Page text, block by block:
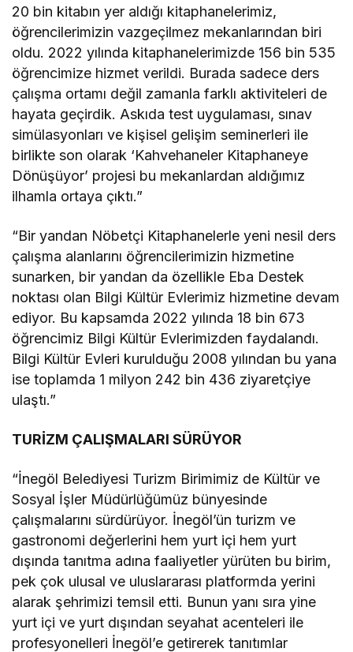
20 bin kitabın yer aldığı kitaphanelerimiz,
öğrencilerimizin vazgeçilmez mekanlarından biri
oldu. 2022 yılında kitaphanelerimizde 156 bin 535
öğrencimize hizmet verildi. Burada sadece ders
çalışma ortamı değil zamanla farklı aktiviteleri de
hayata geçirdik. Askıda test uygulaması, sınav
simülasyonları ve kişisel gelişim seminerleri ile
birlikte son olarak ‘Kahvehaneler Kitaphaneye
Dönüşüyor’ projesi bu mekanlardan aldığımız
ilhamla ortaya çıktı.”
“Bir yandan Nöbetçi Kitaphanelerle yeni nesil ders
çalışma alanlarını öğrencilerimizin hizmetine
sunarken, bir yandan da özellikle Eba Destek
noktası olan Bilgi Kültür Evlerimiz hizmetine devam
ediyor. Bu kapsamda 2022 yılında 18 bin 673
öğrencimiz Bilgi Kültür Evlerimizden faydalandı.
Bilgi Kültür Evleri kurulduğu 2008 yılından bu yana
ise toplamda 1 milyon 242 bin 436 ziyaretçiye
ulaştı.”
TURİZM ÇALIŞMALARI SÜRÜYOR
“İnegöl Belediyesi Turizm Birimimiz de Kültür ve
Sosyal İşler Müdürlüğümüz bünyesinde
çalışmalarını sürdürüyor. İnegöl’ün turizm ve
gastronomi değerlerini hem yurt içi hem yurt
dışında tanıtma adına faaliyetler yürüten bu birim,
pek çok ulusal ve uluslararası platformda yerini
alarak şehrimizi temsil etti. Bunun yanı sıra yine
yurt içi ve yurt dışından seyahat acenteleri ile
profesyonelleri İnegöl’e getirerek tanıtımlar